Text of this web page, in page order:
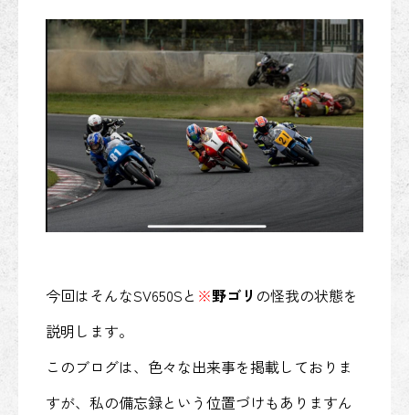
今回はそんなSV650Sと ※野ゴリ の怪我の状態を
説明します。
このブログは、色々な出来事を掲載しておりま
すが、私の備忘録という位置づけもありますん